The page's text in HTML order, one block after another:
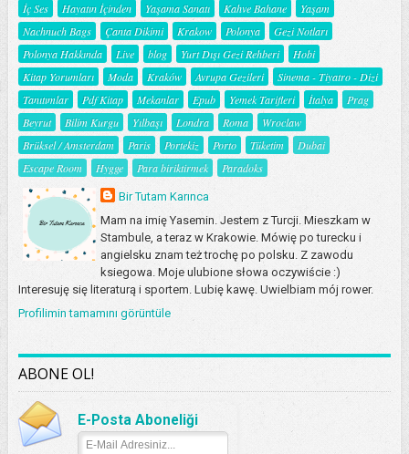
İç Ses Hayatın İçinden Yaşama Sanatı Kahve Bahane
Yaşam
Nachnuch Bags
Çanta Dikimi Krakow Polonya
Gezi Notları
Polonya Hakkında
Live blog Yurt Dışı Gezi Rehberi
Hobi
Kitap Yorumları
Moda Kraków Avrupa Gezileri
Sinema - Tiyatro - Dizi
Tanıtımlar
Pdf Kitap Mekanlar Epub Yemek Tarifleri İtalya
Prag
Beyrut
Bilim Kurgu Yılbaşı Londra Roma
Wroclaw
Brüksel / Amsterdam
Paris Portekiz Porto Tüketim
Dubai
Escape Room
Hygge Para biriktirmek Paradoks
Bir Tutam Karınca
Mam na imię Yasemin. Jestem z Turcji. Mieszkam w
Stambule, a teraz w Krakowie. Mówię po turecku i
angielsku znam też trochę po polsku. Z zawodu
ksiegowa. Moje ulubione słowa oczywiście :)
Interesuję się literaturą i sportem. Lubię kawę. Uwielbiam mój rower.
Profilimin tamamını görüntüle
ABONE OL!
E-Posta Aboneliği